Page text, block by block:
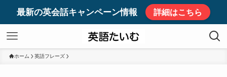
最新の英会話キャンペーン情報 詳細はこちら
ホーム 英語フレーズ